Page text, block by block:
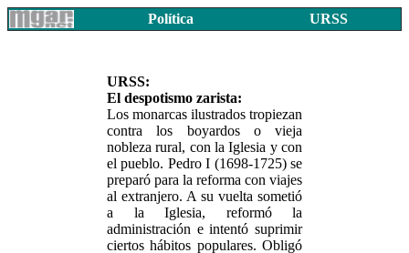
Política URSS
URSS:
El despotismo zarista:
Los monarcas ilustrados tropiezan
contra los boyardos o vieja
nobleza rural, con la Iglesia y con
el pueblo. Pedro I (1698-1725) se
preparó para la reforma con viajes
al extranjero. A su vuelta sometió
a la Iglesia, reformó la
administración e intentó suprimir
ciertos hábitos populares. Obligó